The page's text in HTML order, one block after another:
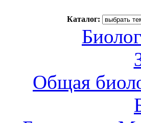
Каталог:
Общая